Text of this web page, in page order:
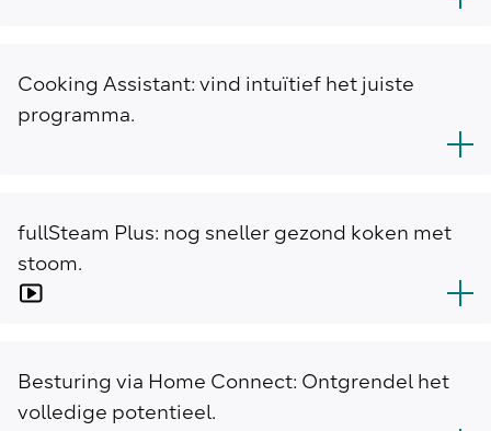
Cooking Assistant: vind intuïtief het juiste
programma.
fullSteam Plus: nog sneller gezond koken met
stoom.
Besturing via Home Connect: Ontgrendel het
volledige potentieel.